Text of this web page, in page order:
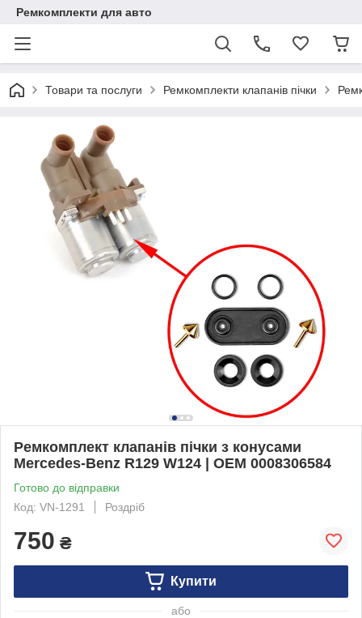
Ремкомплекти для авто
Товари та послуги Ремкомплекти клапанів пічки
Ремкомплект клапанів пічки з конусами
Mercedes-Benz R129 W124 | OEM 0008306584
Готово до відправки
Код: VN-1291
Роздріб
750 ₴
Купити
або